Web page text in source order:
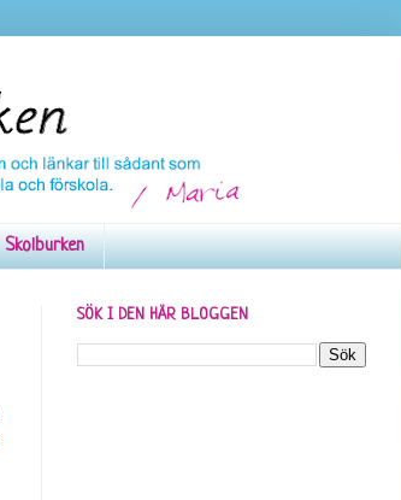
Skolburken
SÖK I DEN HÄR BLOGGEN